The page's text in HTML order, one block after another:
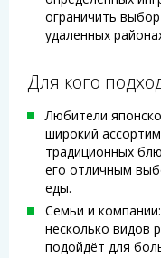
ограничить
удаленных
Для кого
Любители
широкий
традиционных
его отличным
еды.
Семьи и
несколько видов
подойдёт для